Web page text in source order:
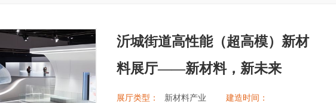
沂城街道高性能（超高模）新材
料展厅——新材料，新未来
展厅类型： 新材料产业 建造时间：